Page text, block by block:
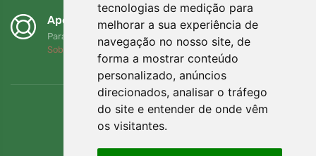
tecnologias de medição para
melhorar a sua experiência de
navegação no nosso site, de
forma a mostrar conteúdo
personalizado, anúncios
direcionados, analisar o tráfego
do site e entender de onde vêm
os visitantes.
Apoiamos a Trees.org
Para cada encomenda plantamos uma árvore! Leia mais
Sobre nós